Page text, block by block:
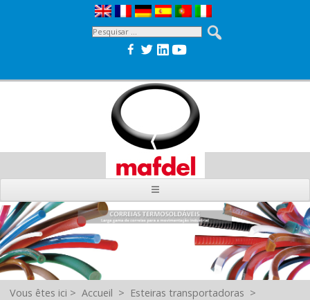
Vous êtes ici > Accueil > Esteiras transportadoras >